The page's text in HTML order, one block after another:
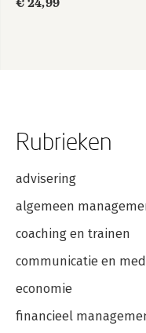
€ 24,99
Rubrieken
advisering
algemeen
coaching en trainen
communicatie en
economie
financieel